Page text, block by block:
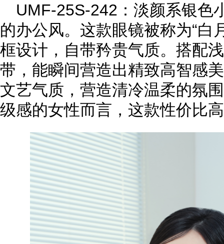
UMF-25S-242：淡颜系银色
的办公风。这款眼镜被称为“白
框设计，自带矜贵气质。搭配
带，能瞬间营造出精致高智感
文艺气质，营造清冷温柔的氛
级感的女性而言，这款性价比